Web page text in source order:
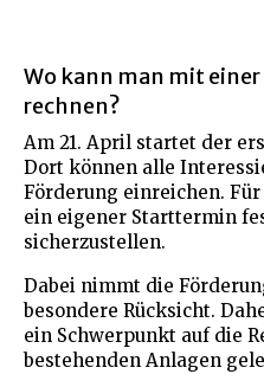
Wo kann man mit
rechnen?
Am 21. April startet der
Dort können alle
Förderung einreichen.
ein eigener Starttermin
sicherzustellen.
Dabei nimmt die
besondere Rücksicht.
ein Schwerpunkt auf die
bestehenden Anlagen